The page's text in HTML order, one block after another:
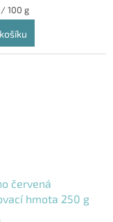
100 g
červená
hmota 250 g